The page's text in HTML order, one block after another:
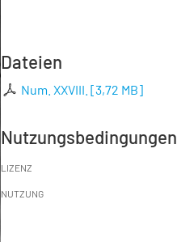
Dateien
Num. XXVIII. [3,72 MB]
Nutzungsbedingungen
LIZENZ
NUTZUNG